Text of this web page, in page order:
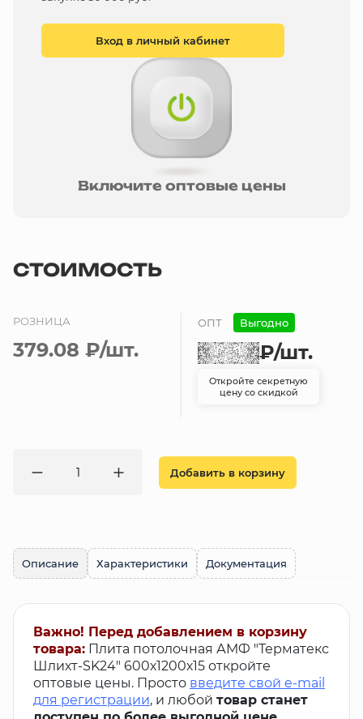
Вход в личный кабинет
Включите оптовые цены
СТОИМОСТЬ
РОЗНИЦА
379.08 ₽/шт.
ОПТ Выгодно
₽/шт.
Откройте секретную
цену со скидкой
Добавить в корзину
Описание Характеристики Документация
Важно! Перед добавлением в корзину
товара: Плита потолочная АМФ "Терматекс
Шлихт-SK24" 600х1200х15 откройте
оптовые цены. Просто введите свой e-mail
для регистрации, и любой товар станет